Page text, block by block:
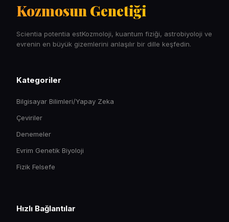
Kozmosun Genetiği
Scientia potentia estKozmoloji, kuantum fiziği, astrobiyoloji ve
evrenin en büyük gizemlerini anlaşılır bir dille keşfedin.
Kategoriler
Bilgisayar Bilimleri/Yapay Zeka
Çeviriler
Denemeler
Evrim Genetik Biyoloji
Fizik Felsefe
Hızlı Bağlantılar